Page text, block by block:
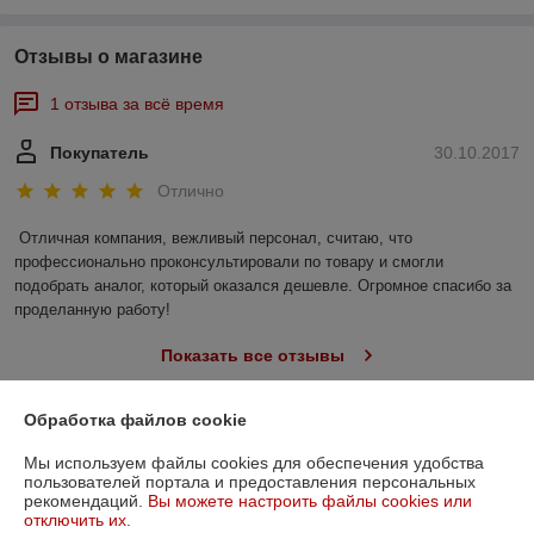
Отзывы о магазине
1 отзыва за всё время
30.10.2017
Покупатель
Отлично
Отличная компания, вежливый персонал, считаю, что
профессионально проконсультировали по товару и смогли
подобрать аналог, который оказался дешевле. Огромное спасибо за
проделанную работу!
Показать все отзывы
Контакты
Обработка файлов cookie
Мы используем файлы cookies для обеспечения удобства
пользователей портала и предоставления персональных
рекомендаций. Вы можете настроить файлы cookies или
отключить их.